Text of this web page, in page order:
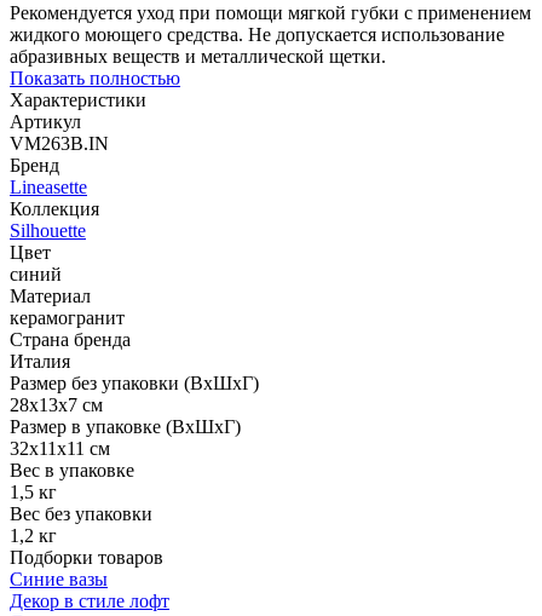
Рекомендуется уход при помощи мягкой губки с применением
жидкого моющего средства. Не допускается использование
абразивных веществ и металлической щетки.
Показать полностью
Характеристики
Артикул
VM263B.IN
Бренд
Lineasette
Коллекция
Silhouette
Цвет
синий
Материал
керамогранит
Страна бренда
Италия
Размер без упаковки (ВхШхГ)
28x13x7 см
Размер в упаковке (ВхШхГ)
32x11x11 см
Вес в упаковке
1,5 кг
Вес без упаковки
1,2 кг
Подборки товаров
Cиние вазы
Декор в стиле лофт